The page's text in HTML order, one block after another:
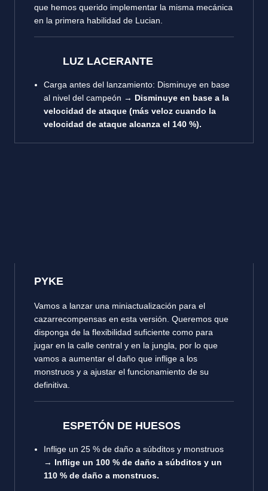
que hemos querido implementar la misma mecánica
en la primera habilidad de Lucian.
LUZ LACERANTE
Carga antes del lanzamiento: Disminuye en base
al nivel del campeón → Disminuye en base a la
velocidad de ataque (más veloz cuando la
velocidad de ataque alcanza el 140 %).
PYKE
Vamos a lanzar una miniactualización para el
cazarrecompensas en esta versión. Queremos que
disponga de la flexibilidad suficiente como para
jugar en la calle central y en la jungla, por lo que
vamos a aumentar el daño que inflige a los
monstruos y a ajustar el funcionamiento de su
definitiva.
ESPETÓN DE HUESOS
Inflige un 25 % de daño a súbditos y monstruos
→ Inflige un 100 % de daño a súbditos y un
110 % de daño a monstruos.